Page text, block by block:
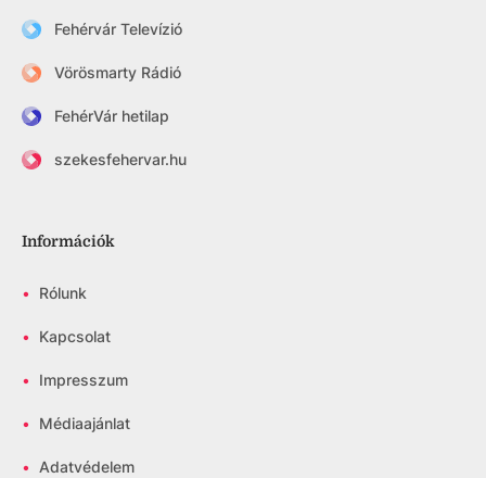
Fehérvár Televízió
Vörösmarty Rádió
FehérVár hetilap
szekesfehervar.hu
Információk
• Rólunk
• Kapcsolat
• Impresszum
• Médiaajánlat
• Adatvédelem